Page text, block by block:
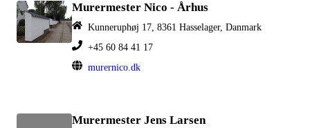
Murermester Nico - Århus
Kunneruphøj 17, 8361 Hasselager, Danmark
+45 60 84 41 17
murernico.dk
Murermester Jens Larsen